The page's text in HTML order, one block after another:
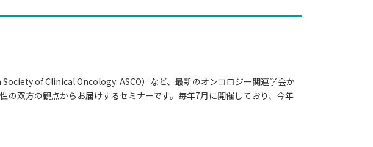
of Clinical Oncology: ASCO）など、最新のオンコロジー関連学会か
双方の観点からお届けするセミナーです。毎年7月に開催しており、今年